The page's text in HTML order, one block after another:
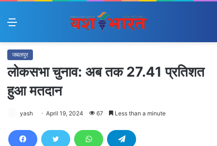
Menu
जबलपुर
लोकसभा चुनाव: अब तक 27.41 प्रतिशत
हुआ मतदान
yash April 19, 2024 67 Less than a minute